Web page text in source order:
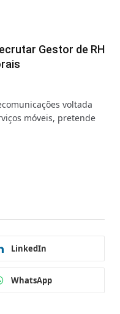
Gestor de RH
voltada
móveis, pretende
LinkedIn
WhatsApp